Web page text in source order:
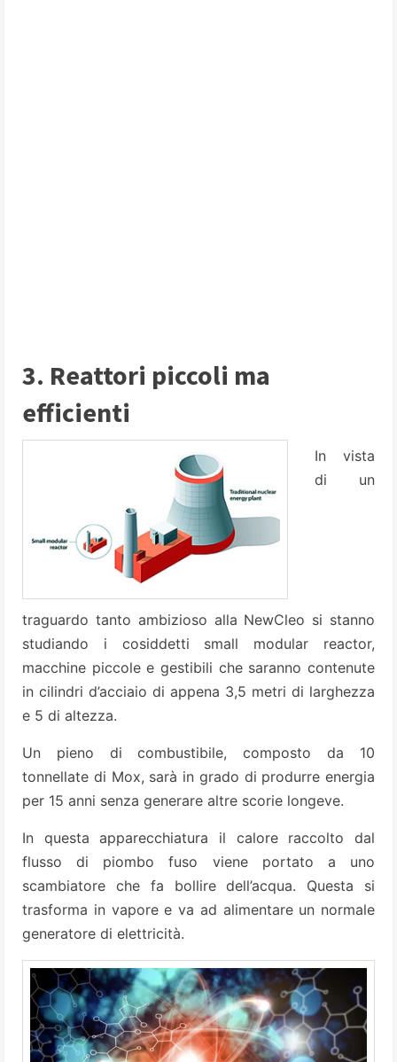
3. Reattori piccoli ma
efficienti
In vista
di un
traguardo tanto ambizioso alla NewCleo si stanno
studiando i cosiddetti small modular reactor,
macchine piccole e gestibili che saranno contenute
in cilindri d’acciaio di appena 3,5 metri di larghezza
e 5 di altezza.
Un pieno di combustibile, composto da 10
tonnellate di Mox, sarà in grado di produrre energia
per 15 anni senza generare altre scorie longeve.
In questa apparecchiatura il calore raccolto dal
flusso di piombo fuso viene portato a uno
scambiatore che fa bollire dell’acqua. Questa si
trasforma in vapore e va ad alimentare un normale
generatore di elettricità.